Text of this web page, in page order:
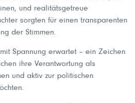
und realitätsgetreue
sorgten für einen transparenten
der Stimmen.
Spannung erwartet – ein Zeichen
ihre Verantwortung als
und aktiv zur politischen